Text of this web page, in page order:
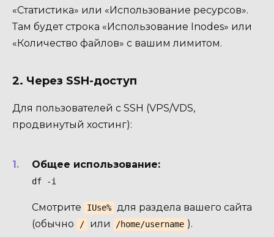
«Статистика» или «Использование ресурсов».
Там будет строка «Использование Inodes» или
«Количество файлов» с вашим лимитом.
2. Через SSH-доступ
Для пользователей с SSH (VPS/VDS,
продвинутый хостинг):
Общее использование:
df -i
Смотрите IUse% для раздела вашего сайта
(обычно
/ или /home/username ).